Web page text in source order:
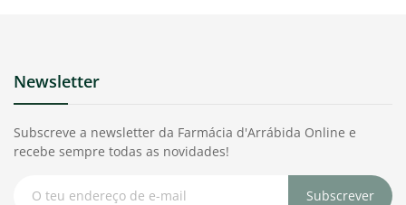
Newsletter
Subscreve a newsletter da Farmácia d'Arrábida Online e
recebe sempre todas as novidades!
Subscrever